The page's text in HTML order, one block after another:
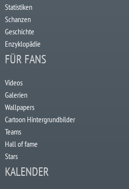
Statistiken
Schanzen
Geschichte
Enzyklopädie
FÜR FANS
Videos
Galerien
Wallpapers
Cartoon Hintergrundbilder
Teams
Hall of fame
Stars
KALENDER